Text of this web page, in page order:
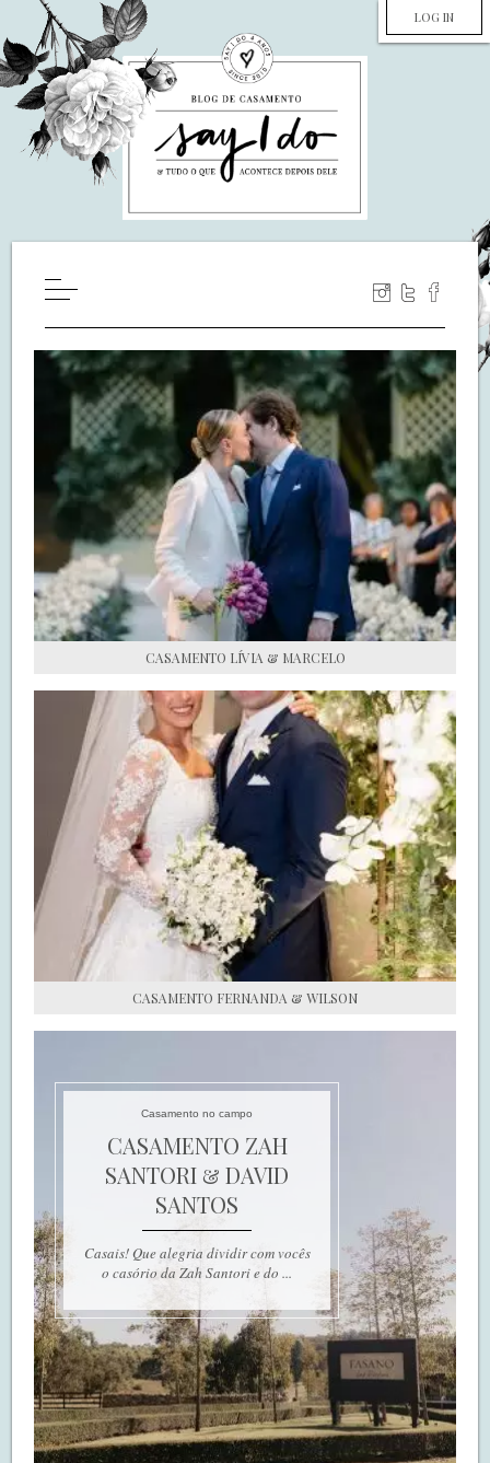
LOG IN
WILL YOU MARRY ME?
LUA DE MEL
COZINHA
DECORAÇÃO
DE NOIVA PRA NOIVA
S.O.S CASADAS
FALE COM O SAY I DO
CASAMENTO LÍVIA & MARCELO
CASAMENTO FERNANDA & WILSON
Casamento no campo
CASAMENTO ZAH
SANTORI & DAVID
SANTOS
Casais! Que alegria dividir com vocês
o casório da Zah Santori e do ...